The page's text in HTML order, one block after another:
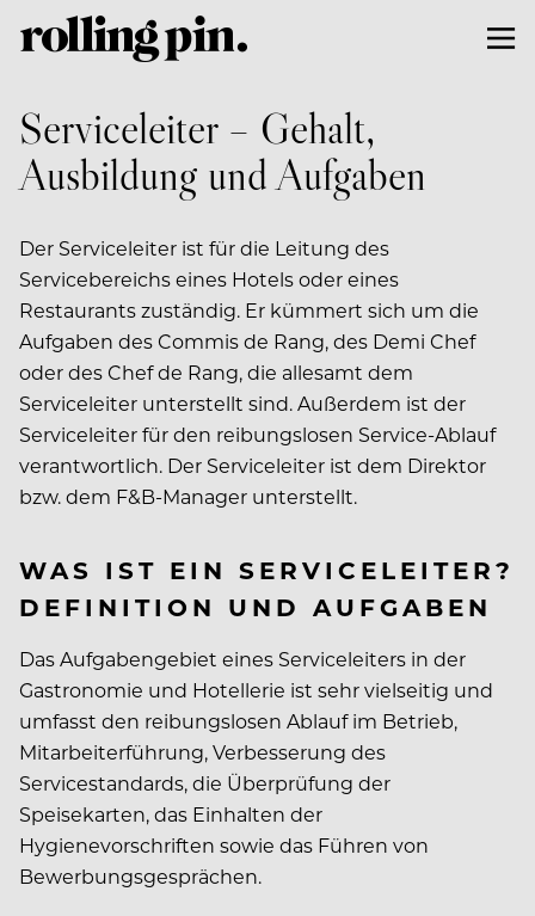
Serviceleiter – Gehalt,
Ausbildung und Aufgaben
Der Serviceleiter ist für die Leitung des
Servicebereichs eines Hotels oder eines
Restaurants zuständig. Er kümmert sich um die
Aufgaben des Commis de Rang, des Demi Chef
oder des Chef de Rang, die allesamt dem
Serviceleiter unterstellt sind. Außerdem ist der
Serviceleiter für den reibungslosen Service-Ablauf
verantwortlich. Der Serviceleiter ist dem Direktor
bzw. dem F&B-Manager unterstellt.
WAS IST EIN SERVICELEITER?
DEFINITION UND AUFGABEN
Das Aufgabengebiet eines Serviceleiters in der
Gastronomie und Hotellerie ist sehr vielseitig und
umfasst den reibungslosen Ablauf im Betrieb,
Mitarbeiterführung, Verbesserung des
Servicestandards, die Überprüfung der
Speisekarten, das Einhalten der
Hygienevorschriften sowie das Führen von
Bewerbungsgesprächen.